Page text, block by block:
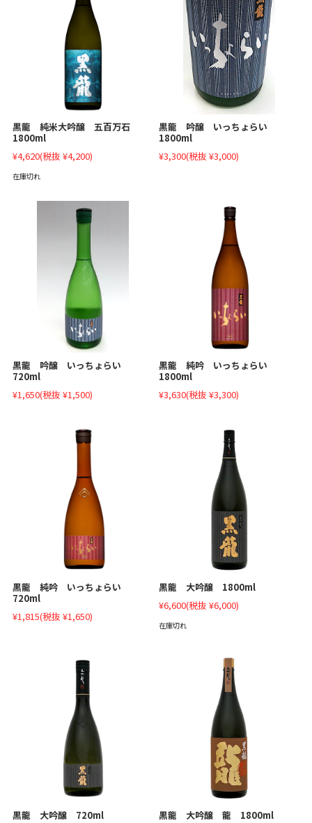
黒龍 純米大吟醸 五百万石
1800ml
¥4,620(税抜 ¥4,200)
在庫切れ
黒龍 吟醸 いっちょらい
1800ml
¥3,300(税抜 ¥3,000)
黒龍 吟醸 いっちょらい
720ml
¥1,650(税抜 ¥1,500)
黒龍 純吟 いっちょらい
1800ml
¥3,630(税抜 ¥3,300)
黒龍 純吟 いっちょらい
720ml
¥1,815(税抜 ¥1,650)
黒龍 大吟醸 1800ml
¥6,600(税抜 ¥6,000)
在庫切れ
黒龍 大吟醸 720ml
黒龍 大吟醸 龍 1800ml